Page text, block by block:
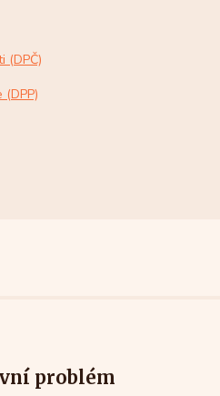
(DPČ)
problém